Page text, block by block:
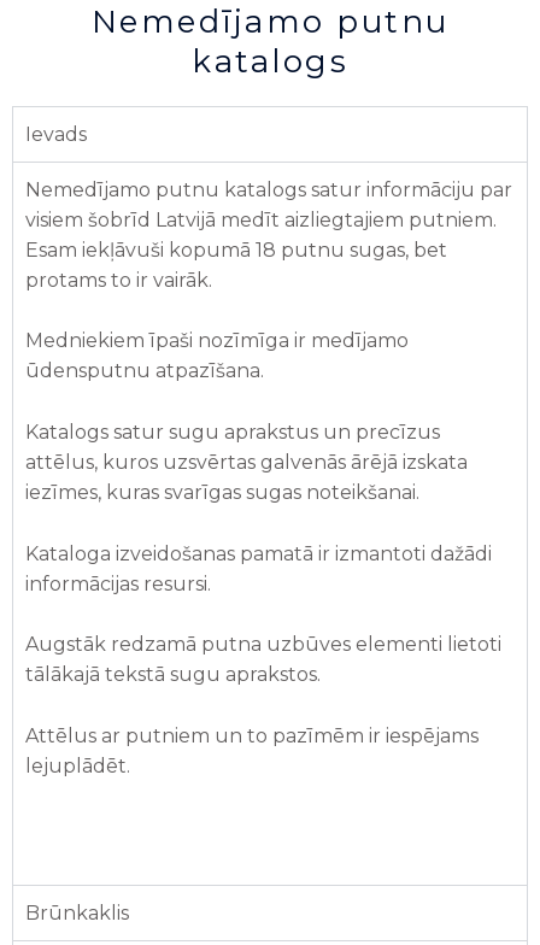
Nemedījamo putnu
katalogs
Ievads
Nemedījamo putnu katalogs satur informāciju par
visiem šobrīd Latvijā medīt aizliegtajiem putniem.
Esam iekļāvuši kopumā 18 putnu sugas, bet
protams to ir vairāk.
Medniekiem īpaši nozīmīga ir medījamo
ūdensputnu atpazīšana.
Katalogs satur sugu aprakstus un precīzus
attēlus, kuros uzsvērtas galvenās ārējā izskata
iezīmes, kuras svarīgas sugas noteikšanai.
Kataloga izveidošanas pamatā ir izmantoti dažādi
informācijas resursi.
Augstāk redzamā putna uzbūves elementi lietoti
tālākajā tekstā sugu aprakstos.
Attēlus ar putniem un to pazīmēm ir iespējams
lejuplādēt.
Brūnkaklis